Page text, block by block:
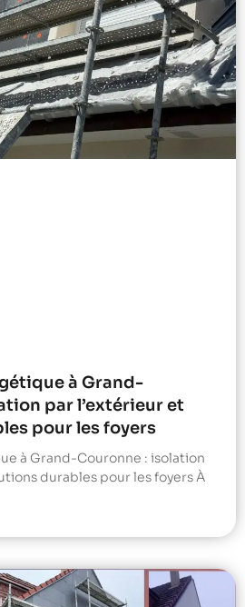
à Grand-
par l’extérieur et
pour les foyers
à Grand-Couronne : isolation
durables pour les foyers À